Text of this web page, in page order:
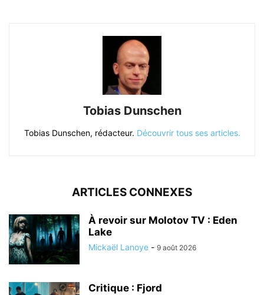
Tobias Dunschen
Tobias Dunschen, rédacteur. Découvrir tous ses articles.
ARTICLES CONNEXES
À revoir sur Molotov TV : Eden
Lake
Mickaël Lanoye - 9 août 2026
Critique : Fjord